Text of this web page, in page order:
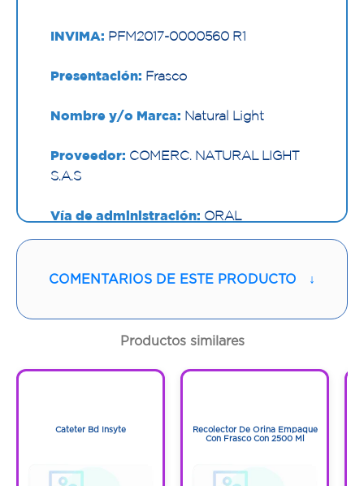
INVIMA: PFM2017-0000560 R1
Presentación: Frasco
Nombre y/o Marca: Natural Light
Proveedor: COMERC. NATURAL LIGHT
S.A.S
Vía de administración: ORAL
1296666
COMENTARIOS DE ESTE PRODUCTO ↓
Productos similares
Cateter Bd Insyte
Recolector De Orina Empaque
Con Frasco Con 2500 Ml